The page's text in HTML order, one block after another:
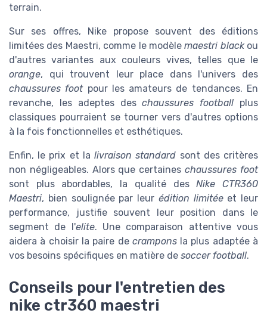
terrain.
Sur ses offres, Nike propose souvent des éditions
limitées des Maestri, comme le modèlemaestri blackou
d'autres variantes aux couleurs vives, telles que le
orange, qui trouvent leur place dans l'univers des
chaussures footpour les amateurs de tendances. En
revanche, les adeptes deschaussures football plus
classiques pourraient se tourner vers d'autres options
à la fois fonctionnelles et esthétiques.
Enfin, le prix et lalivraison standard sont des critères
non négligeables. Alors que certaineschaussures foot
sont plus abordables, la qualité desNike CTR360
Maestri, bien soulignée par leur édition limitéeet leur
performance, justifie souvent leur position dans le
segment de l'elite. Une comparaison attentive vous
aidera à choisir la paire de cramponsla plus adaptée à
vos besoins spécifiques en matière de soccer football.
Conseils pour l'entretien des
nike ctr360 maestri